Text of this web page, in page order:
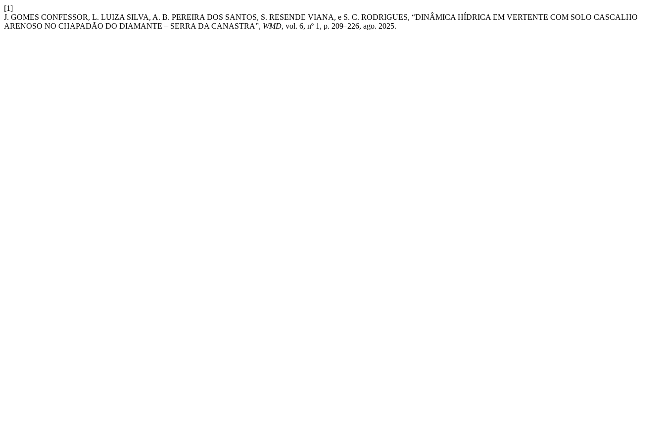
[1]
J. GOMES CONFESSOR, L. LUIZA SILVA, A. B. PEREIRA DOS SANTOS, S. RESENDE VIANA, e S. C. RODRIGUES, “DINÂMICA HÍDRICA EM VERTENTE COM SOLO CASCALHO
ARENOSO NO CHAPADÃO DO DIAMANTE – SERRA DA CANASTRA”, WMD, vol. 6, nº 1, p. 209–226, ago. 2025.